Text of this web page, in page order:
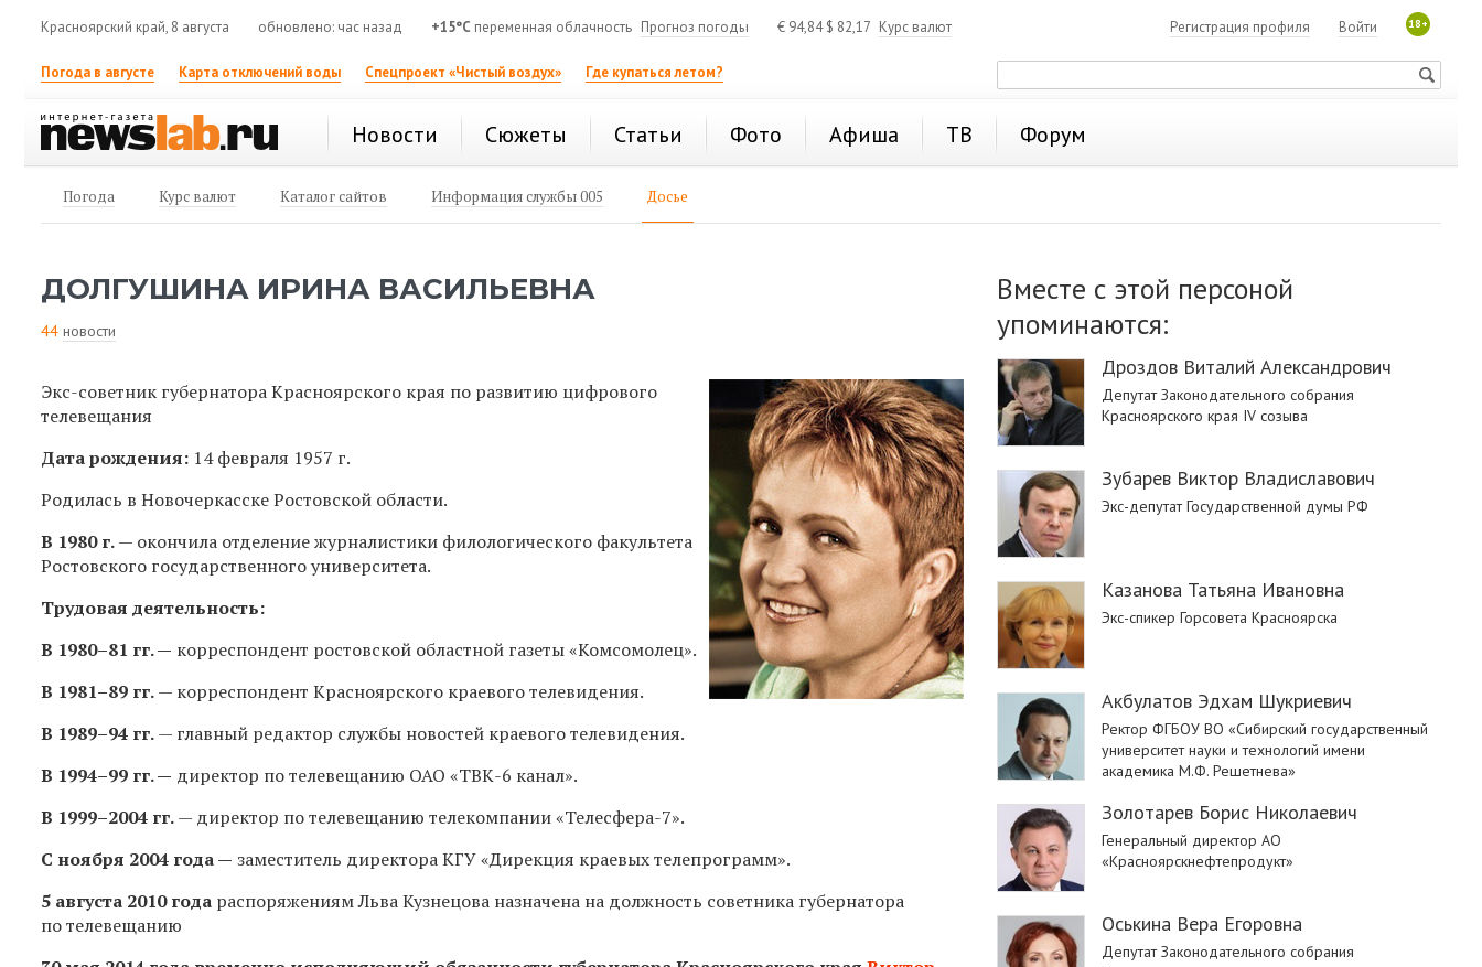
Красноярский край, 8 августа обновлено: час назад +15°C переменная облачность Прогноз погоды € 94,84$ 82,17 Курс валют 18+
Войти
Регистрация профиля
Погода в августе Карта отключений воды Спецпроект «Чистый воздух» Где купаться летом?
Новости Сюжеты Статьи Фото Афиша ТВ Форум
Погода Курс валют Каталог сайтов Информация службы 005 Досье
ДОЛГУШИНА ИРИНА ВАСИЛЬЕВНА
44 новости
Экс-советник губернатора Красноярского края по развитию цифрового
телевещания
Дата рождения: 14 февраля 1957 г.
Родилась в Новочеркасске Ростовской области.
В 1980 г.— окончила отделение журналистики филологического факультета
Ростовского государственного университета.
Трудовая деятельность:
В 1980–81 гг.— корреспондент ростовской областной газеты «Комсомолец».
В 1981–89 гг. — корреспондент Красноярского краевого телевидения.
В 1989–94 гг. — главный редактор службы новостей краевого телевидения.
В 1994–99 гг.— директор по телевещанию ОАО «ТВК-6 канал».
В 1999–2004 гг. — директор по телевещанию телекомпании «Телесфера-7».
С ноября 2004 года — заместитель директора КГУ «Дирекция краевых телепрограмм».
5 августа 2010 года распоряжениям Льва Кузнецова назначена на должность советника губернатора
по телевещанию
Вместе с этой персоной
упоминаются:
Дроздов Виталий Александрович
Депутат Законодательного собрания
Красноярского края IV созыва
Зубарев Виктор Владиславович
Экс-депутат Государственной думы РФ
Казанова Татьяна Ивановна
Экс-спикер Горсовета Красноярска
Акбулатов Эдхам Шукриевич
Ректор ФГБОУ ВО «Сибирский государственный
университет науки и технологий имени
академика М.Ф. Решетнева»
Золотарев Борис Николаевич
Генеральный директор АО
«Красноярскнефтепродукт»
Оськина Вера Егоровна
Депутат Законодательного собрания